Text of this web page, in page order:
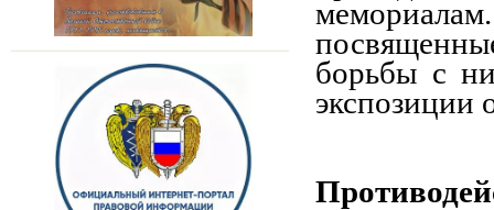
борьбы с
экспозиции